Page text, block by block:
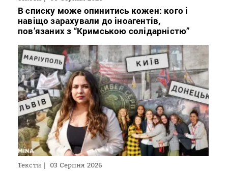
В списку може опинитись кожен: кого і
навіщо зарахували до іноагентів,
пов’язаних з “Кримською солідарністю”
Тексти 03 Серпня 2026